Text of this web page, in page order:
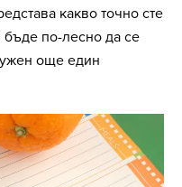
какво точно сте
по-лесно да се
още един